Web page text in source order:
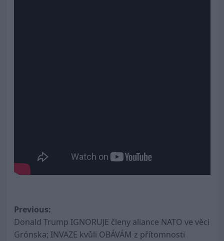
Post
navigation
Previous:
Donald Trump IGNORUJE členy aliance NATO ve věci
Grónska; INVAZE kvůli OBÁVÁM z přítomnosti